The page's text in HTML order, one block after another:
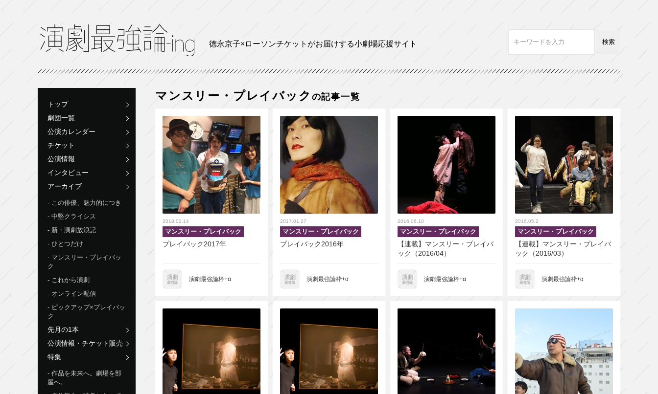
徳永京子×ローソンチケットがお届けする小劇場応援サイト
トップ
劇団一覧
公演カレンダー
チケット
公演情報
インタビュー
アーカイブ
この俳優、魅力的につき
中堅クライシス
新・演劇放浪記
ひとつだけ
マンスリー・プレイバッ
ク
これから演劇
オンライン配信
ピックアップ×プレイバッ
ク
先月の1本
公演情報・チケット販売
特集
作品を未来へ。劇場を部
屋へ。
マンスリー・プレイバック の記事一覧
2018.02.14
マンスリー・プレイバック
プレイバック2017年
演劇最強論枠+α
2017.01.27
マンスリー・プレイバック
プレイバック2016年
演劇最強論枠+α
2016.06.10
マンスリー・プレイバック
【連載】マンスリー・プレイバ
ック（2016/04）
演劇最強論枠+α
2016.05.2
マンスリー・プレイバック
【連載】マンスリー・プレイバ
ック（2016/03）
演劇最強論枠+α